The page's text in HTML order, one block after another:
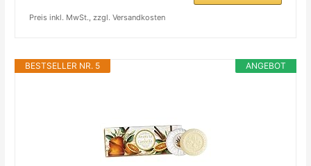
Preis inkl. MwSt., zzgl. Versandkosten
ANGEBOT
BESTSELLER NR. 5